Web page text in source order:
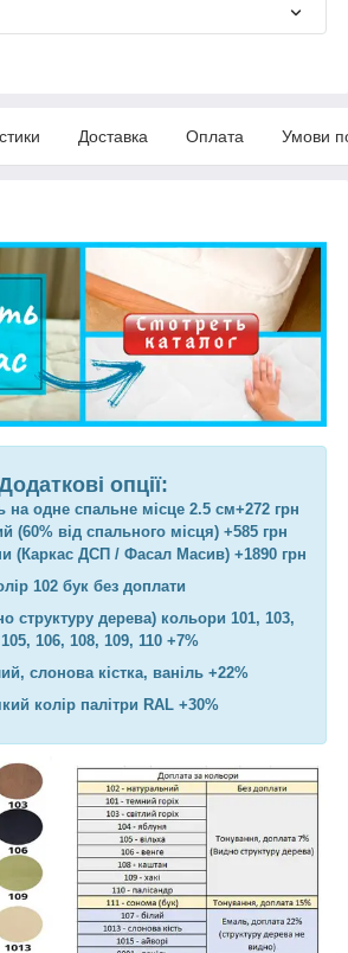
Доставка Оплата Умови
опції:
на одне спальне місце 2.5 см+272 грн
(60% від спального місця) +585 грн
(Каркас ДСП / Фасал Масив) +1890 грн
102 бук без доплати
структуру дерева) кольори 101, 103,
106, 108, 109, 110 +7%
слонова кістка, ваніль +22%
колір палітри RAL +30%